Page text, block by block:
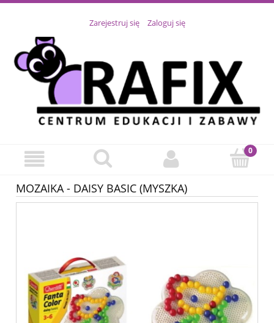
Zarejestruj się Zaloguj się
MOZAIKA - DAISY BASIC (MYSZKA)